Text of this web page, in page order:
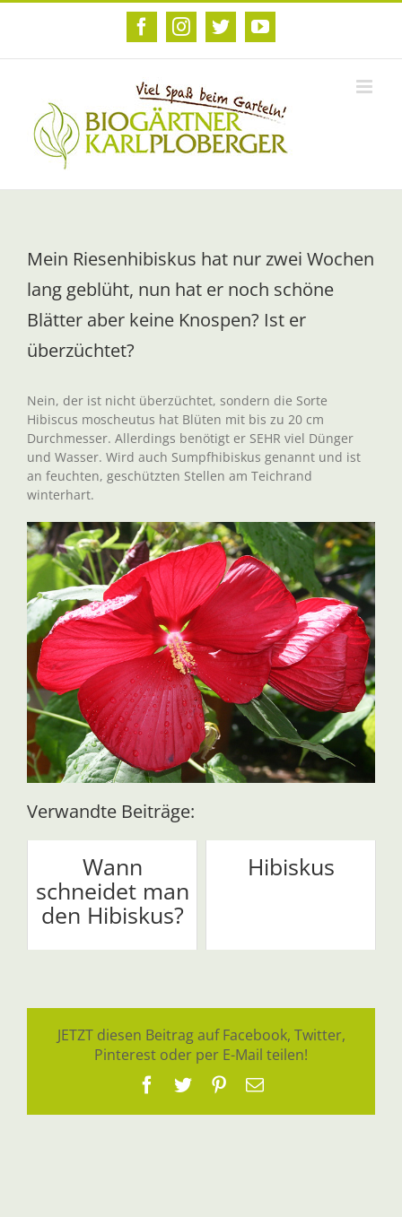
Zum
FacebookInstagram
TwitterYouTube
Mein Riesenhibiskus hat nur zwei Wochen
lang geblüht, nun hat er noch schöne
Blätter aber keine Knospen? Ist er
überzüchtet?
Nein, der ist nicht überzüchtet, sondern die Sorte
Hibiscus moscheutus hat Blüten mit bis zu 20 cm
Durchmesser. Allerdings benötigt er SEHR viel Dünger
und Wasser. Wird auch Sumpfhibiskus genannt und ist
an feuchten, geschützten Stellen am Teichrand
winterhart.
Verwandte Beiträge:
Wann
schneidet man
den Hibiskus?
Hibiskus
JETZT diesen Beitrag auf Facebook, Twitter,
Pinterest oder per E-Mail teilen!
Facebook
TwitterPinterest
E-